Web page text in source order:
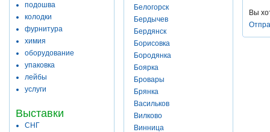
подошва
колодки
фурнитура
химия
оборудование
упаковка
лейбы
услуги
Выставки
СНГ
Белогорск
Бердычев
Бердянск
Борисовка
Бородянка
Боярка
Бровары
Брянка
Васильков
Вилково
Винница
Вы